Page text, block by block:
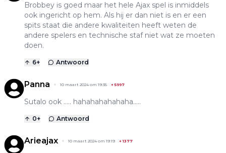
Brobbey is goed maar het hele Ajax spel is inmiddels
ook ingericht op hem. Als hij er dan niet is en er een
spits staat die andere kwaliteiten heeft weten de
andere spelers en technische staf niet wat ze moeten
doen.
6+ Antwoord
Panna 10 maart 2024 om 19:35 +5997
Sutalo ook ….. hahahahahahaha…..
0+ Antwoord
Arieajax 10 maart 2024 om 19:19 +1377